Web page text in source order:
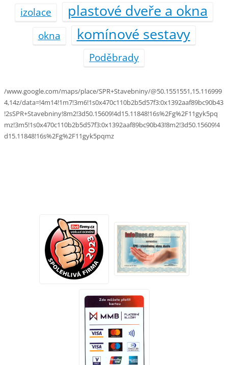
izolace
plastové dveře a okna
okna komínové sestavy
Poděbrady
/www.google.com/maps/place/SPR+Stavebniny/@50.1551551,15.116999
4,14z/data=!4m14!1m7!3m6!1s0x470c110b2b5d57f3:0x1392aaf89bc90b43
!2sSPR+Stavebniny!8m2!3d50.15609!4d15.11848!16s%2Fg%2F11gyk5pq
mz!3m5!1s0x470c110b2b5d57f3:0x1392aaf89bc90b43!8m2!3d50.15609!4
d15.11848!16s%2Fg%2F11gyk5pqmz